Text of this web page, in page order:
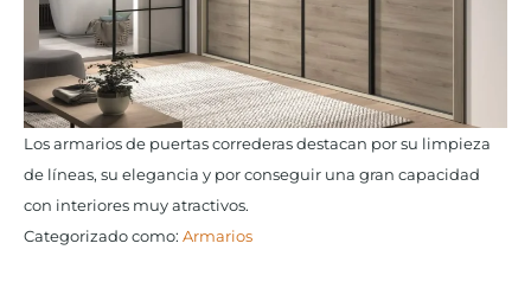
Los armarios de puertas correderas destacan por su limpieza
de líneas, su elegancia y por conseguir una gran capacidad
con interiores muy atractivos.
Categorizado como: Armarios